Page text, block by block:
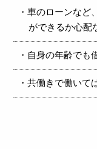
・車のローンなど
ができるか心配
・自身の年齢でも
・共働きで働いて